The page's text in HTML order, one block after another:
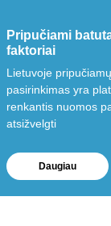
Pripučiami
faktoriai
Lietuvoje
pasirinkimas yra
renkantis nuomos
atsižvelgti
Daugiau